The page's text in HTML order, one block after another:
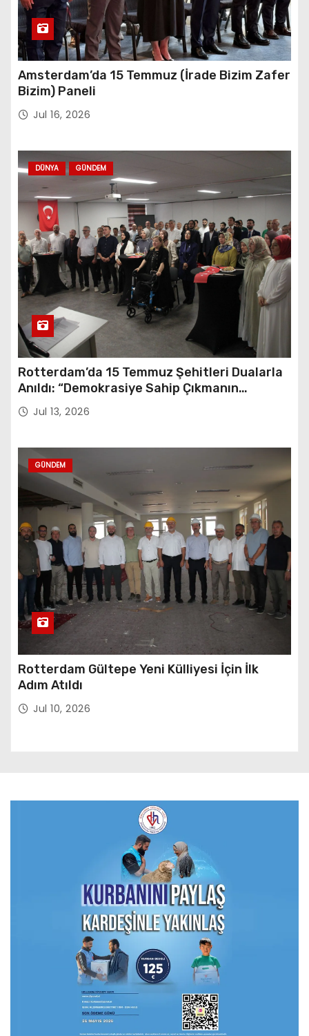
Amsterdam’da 15 Temmuz (İrade Bizim Zafer
Bizim) Paneli
Jul 16, 2026
DÜNYA GÜNDEM
Rotterdam’da 15 Temmuz Şehitleri Dualarla
Anıldı: “Demokrasiye Sahip Çıkmanın
Sembolü”
Jul 13, 2026
GÜNDEM
Rotterdam Gültepe Yeni Külliyesi İçin İlk
Adım Atıldı
Jul 10, 2026